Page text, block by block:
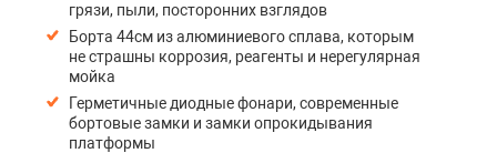
грязи, пыли, посторонних взглядов
Борта 44см из алюминиевого сплава, которым
не страшны коррозия, реагенты и нерегулярная
мойка
Герметичные диодные фонари, современные
бортовые замки и замки опрокидывания
платформы